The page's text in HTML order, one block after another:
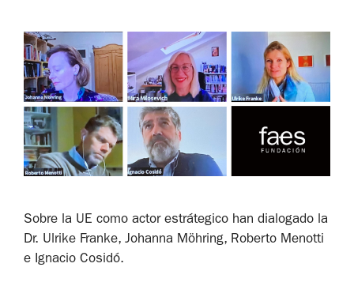
Sobre la UE como actor estrátegico han dialogado la
Dr. Ulrike Franke, Johanna Möhring, Roberto Menotti
e Ignacio Cosidó.